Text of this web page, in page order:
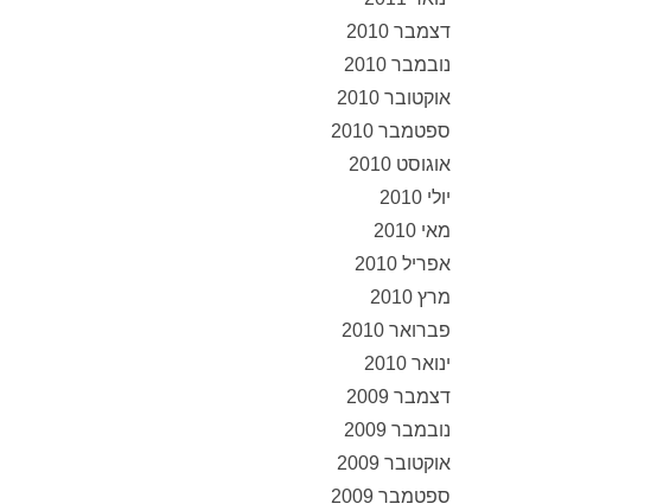
דצמבר 2010
נובמבר 2010
אוקטובר 2010
ספטמבר 2010
אוגוסט 2010
יולי 2010
מאי 2010
אפריל 2010
מרץ 2010
פברואר 2010
ינואר 2010
דצמבר 2009
נובמבר 2009
אוקטובר 2009
ספטמבר 2009